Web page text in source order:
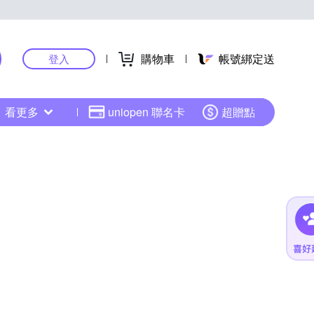
登入 購物車 帳號綁定送
看更多 uniopen 聯名卡 超贈點